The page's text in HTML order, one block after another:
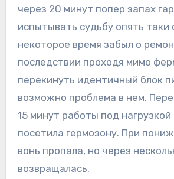
через 20 минут попер запах
испытывать судьбу опять таки
некоторое время забыл о
последствии проходя мимо
перекинуть идентичный блок
возможно проблема в нем.
15 минут работы под нагрузкой
посетила гермозону. При
вонь пропала, но через
возвращалась.